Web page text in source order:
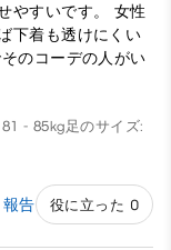
やすいです。 女性
下着も透けにくい
のコーデの人がい
- 85kg足のサイズ:
報告 役に立った 0